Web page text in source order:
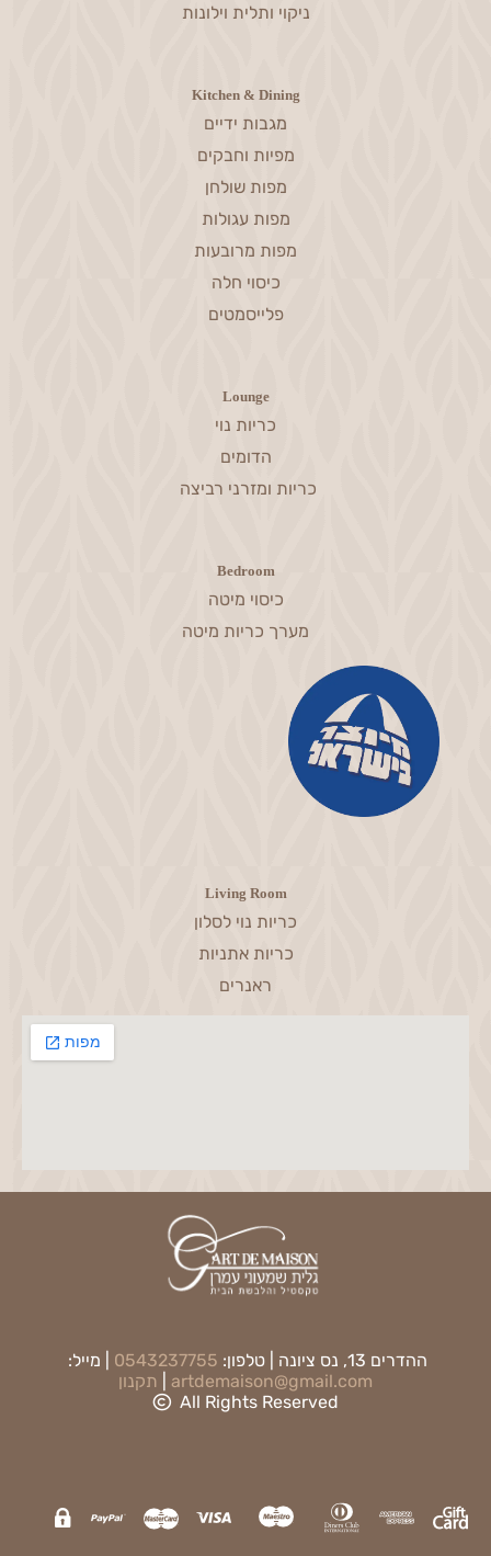
ניקוי ותלית וילונות
Kitchen & Dining
מגבות ידיים
מפיות וחבקים
מפות שולחן
מפות עגולות
מפות מרובעות
כיסוי חלה
פלייסמטים
Lounge
כריות נוי
הדומים
כריות ומזרני רביצה
Bedroom
כיסוי מיטה
מערך כריות מיטה
Living Room
כריות נוי לסלון
כריות אתניות
ראנרים
ההדרים 13, נס ציונה | טלפון: 0543237755 | מייל:
artdemaison@gmail.com
תקנון
All Rights Reserved